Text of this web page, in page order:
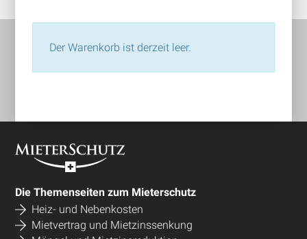
Der Warenkorb ist derzeit leer.
Footer
Die Themenseiten zum Mieterschutz
Heiz- und Nebenkosten
Mietvertrag und Mietzinssenkung